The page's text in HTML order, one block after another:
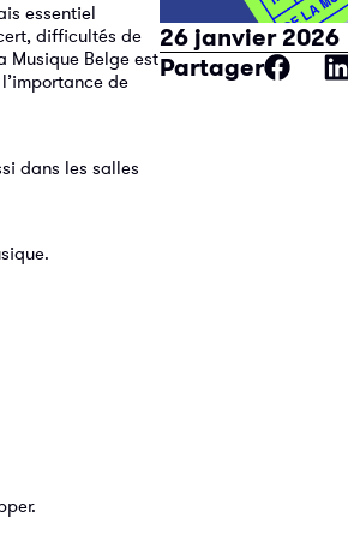
essentiel
difficultés de
Musique Belge est
de
dans les salles
26 janvier 2026
Partager